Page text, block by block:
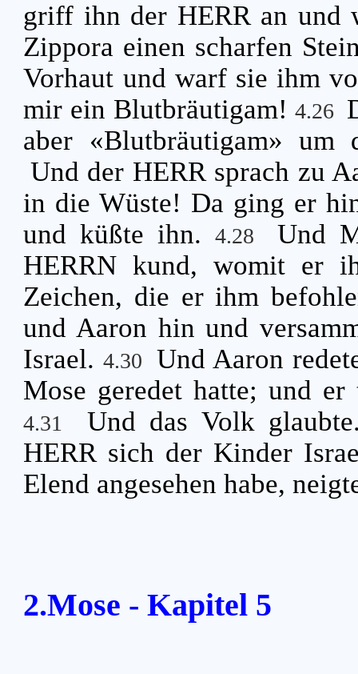
griff ihn der HERR an
Zippora einen scharfen
Vorhaut und warf sie ihm
mir ein Blutbräutigam!4.26
aber «Blutbräutigam»
Und der HERR sprach zu
in die Wüste! Da ging er
und küßte ihn.
4.28
Und
HERRN kund, womit er
Zeichen, die er ihm
und Aaron hin und
Israel.4.30
Und Aaron
Mose geredet hatte; und
4.31
Und das Volk
HERR sich der Kinder
Elend angesehen habe,
2.Mose - Kapitel 5